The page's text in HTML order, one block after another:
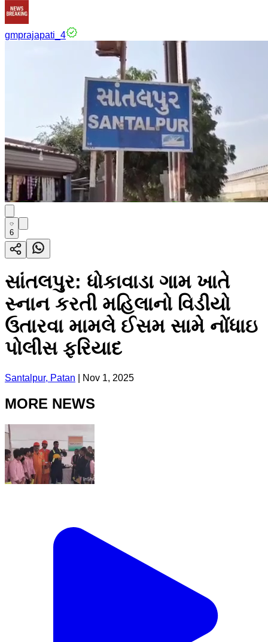
gmprajapati_4
6
સાંતલપુર: ધોકાવાડા ગામ ખાતે
સ્નાન કરતી મહિલાનો વિડીયો
ઉતારવા મામલે ઈસમ સામે નોંધાઇ
પોલીસ ફરિયાદ
Santalpur, Patan Nov 1, 2025
MORE NEWS